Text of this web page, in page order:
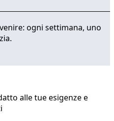
ogni settimana, uno
alle tue esigenze e